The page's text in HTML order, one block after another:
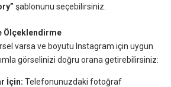
şablonunu seçebilirsiniz.
Ölçeklendirme
varsa ve boyutu Instagram için uygun
görselinizi doğru orana getirebilirsiniz:
İçin: Telefonunuzdaki fotoğraf